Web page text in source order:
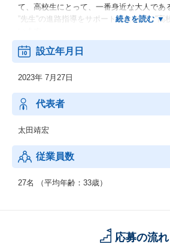
て、高校生にとって、一番身近な大人であ
”先生”の進路指導をサポートしながら、”高
70年来変わらない、高卒就活の仕組みを変
生の働き方改革と、
さらに、企業の高卒採用手法に新しい風を
て、人に投資をする”良い会社”に、
”良い人材”が集まるよう、採用力の向上を
設立年月日
2023年 7月27日
代表者
太田靖宏
従業員数
27名 （平均年齢：33歳）
応募の流れ